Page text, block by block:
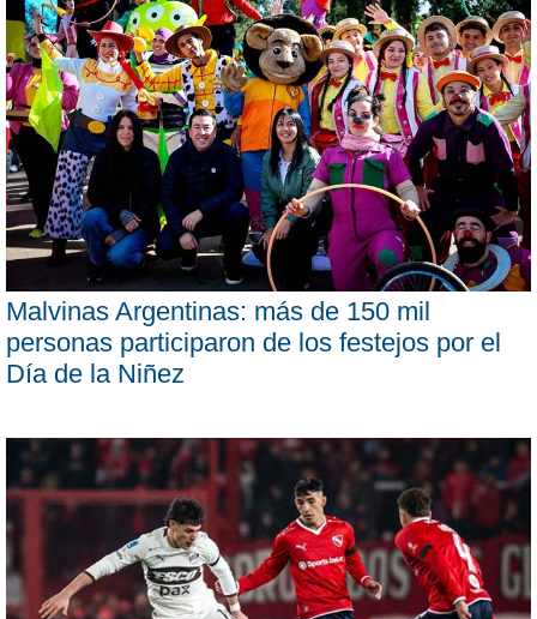
Malvinas Argentinas: más de 150 mil
personas participaron de los festejos por el
Día de la Niñez